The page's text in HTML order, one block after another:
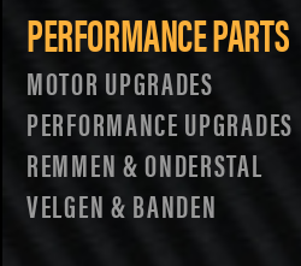
PERFORMANCE PARTS
MOTOR UPGRADES
PERFORMANCE UPGRADES
REMMEN & ONDERSTAL
VELGEN & BANDEN